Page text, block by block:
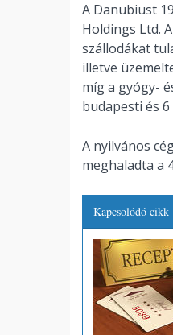
A Danubiust
Holdings Ltd.
szállodákat
illetve
míg a gyógy-
budapesti és
A nyilvános
meghaladta a
Kapcsolódó cikk